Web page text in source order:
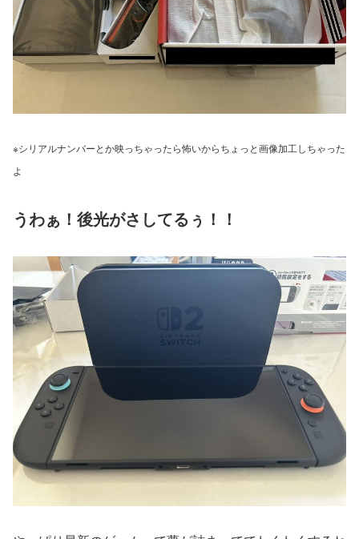
※シリアルナンバーとか映っちゃったら怖いからちょっと画像加工しちゃった
よ
うわぁ！後光がさしてるぅ！！